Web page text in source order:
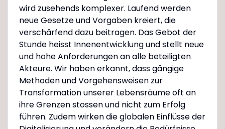
wird zusehends komplexer. Laufend werden
neue Gesetze und Vorgaben kreiert, die
verschärfend dazu beitragen. Das Gebot der
Stunde heisst Innenentwicklung und stellt neue
und hohe Anforderungen an alle beteiligten
Akteure. Wir haben erkannt, dass gängige
Methoden und Vorgehensweisen zur
Transformation unserer Lebensräume oft an
ihre Grenzen stossen und nicht zum Erfolg
führen. Zudem wirken die globalen Einflüsse der